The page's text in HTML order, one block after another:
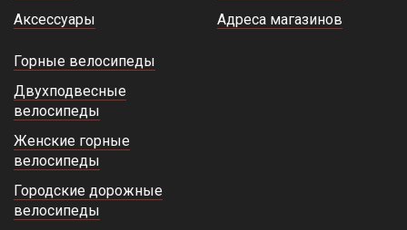
Аксессуары
Адреса магазинов
Горные велосипеды
Двухподвесные
велосипеды
Женские горные
велосипеды
Городские дорожные
велосипеды